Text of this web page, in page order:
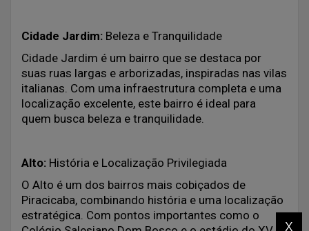
Cidade Jardim: Beleza e Tranquilidade
Cidade Jardim é um bairro que se destaca por
suas ruas largas e arborizadas, inspiradas nas vilas
italianas. Com uma infraestrutura completa e uma
localização excelente, este bairro é ideal para
quem busca beleza e tranquilidade.
Alto: História e Localização Privilegiada
O Alto é um dos bairros mais cobiçados de
Piracicaba, combinando história e uma localização
estratégica. Com pontos importantes como o
x